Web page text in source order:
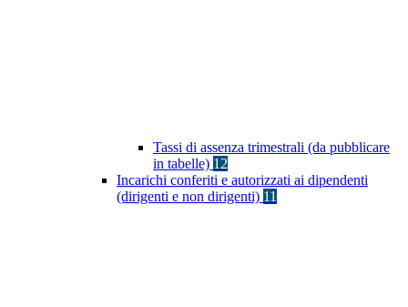
Tassi di assenza trimestrali (da pubblicare
in tabelle) 12
Incarichi conferiti e autorizzati ai dipendenti
(dirigenti e non dirigenti) 11